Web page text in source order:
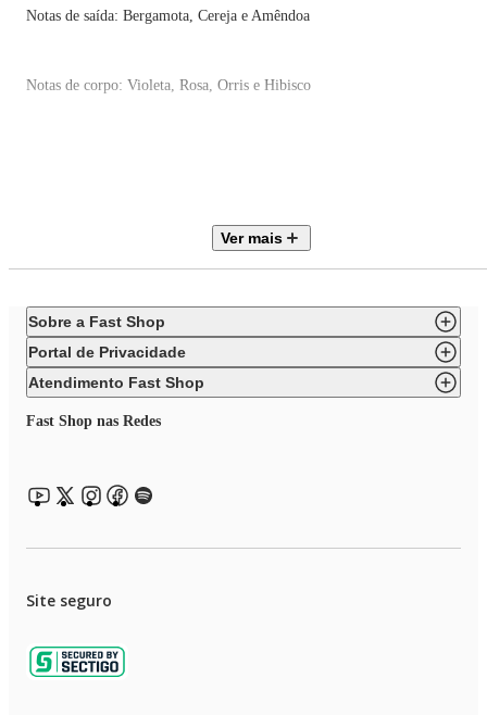
Notas de saída: Bergamota, Cereja e Amêndoa
Notas de corpo: Violeta, Rosa, Orris e Hibisco
Com difusão contínua e duradoura, o Difusor de Varetas Velvet Cherry é
ideal para quem valoriza estilo, bem-estar e personalidade em cada detalhe
Ver mais
Sobre a Fast Shop
Portal de Privacidade
Atendimento Fast Shop
Fast Shop nas Redes
Site seguro